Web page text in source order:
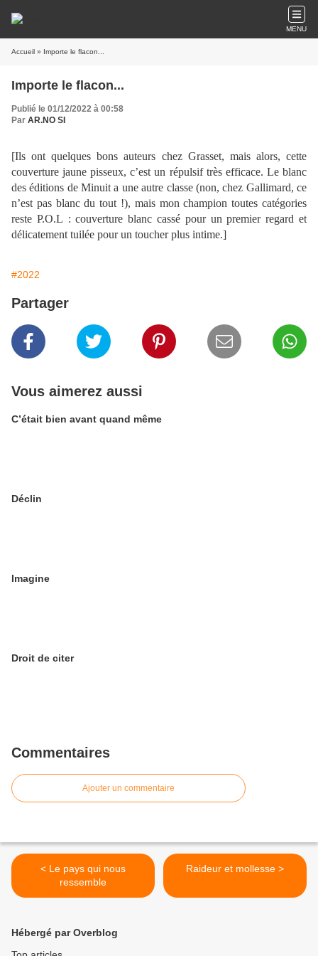
MENU
Accueil » Importe le flacon...
Importe le flacon...
Publié le 01/12/2022 à 00:58
Par AR.NO SI
[Ils ont quelques bons auteurs chez Grasset, mais alors, cette
couverture jaune pisseux, c’est un répulsif très efficace. Le blanc
des éditions de Minuit a une autre classe (non, chez Gallimard, ce
n’est pas blanc du tout !), mais mon champion toutes catégories
reste P.O.L : couverture blanc cassé pour un premier regard et
délicatement tuilée pour un toucher plus intime.]
#2022
Partager
Vous aimerez aussi
C’était bien avant quand même
Déclin
Imagine
Droit de citer
Commentaires
Ajouter un commentaire
< Le pays qui nous
ressemble
Raideur et mollesse >
Hébergé par Overblog